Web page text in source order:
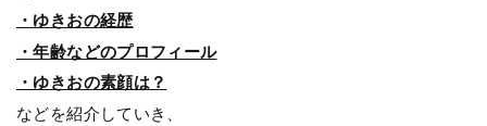
・ゆきおの経歴
・年齢などのプロフィール
・ゆきおの素顔は？
などを紹介していき、